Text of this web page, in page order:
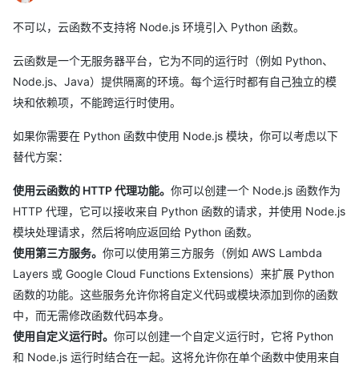
不可以，云函数不支持将 Node.js 环境引入 Python 函数。
云函数是一个无服务器平台，它为不同的运行时（例如 Python、
Node.js、Java）提供隔离的环境。每个运行时都有自己独立的模
块和依赖项，不能跨运行时使用。
如果你需要在 Python 函数中使用 Node.js 模块，你可以考虑以下
替代方案：
使用云函数的 HTTP 代理功能。 你可以创建一个 Node.js 函数作为
HTTP 代理，它可以接收来自 Python 函数的请求，并使用 Node.js
模块处理请求，然后将响应返回给 Python 函数。
使用第三方服务。 你可以使用第三方服务（例如 AWS Lambda
Layers 或 Google Cloud Functions Extensions）来扩展 Python
函数的功能。这些服务允许你将自定义代码或模块添加到你的函数
中，而无需修改函数代码本身。
使用自定义运行时。 你可以创建一个自定义运行时，它将 Python
和 Node.js 运行时结合在一起。这将允许你在单个函数中使用来自